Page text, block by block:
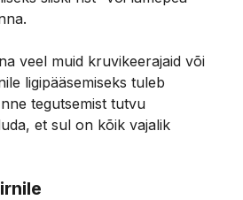
veel muid kruvikeerajaid või
ligipääsemiseks tuleb
tegutsemist tutvu
et sul on kõik vajalik